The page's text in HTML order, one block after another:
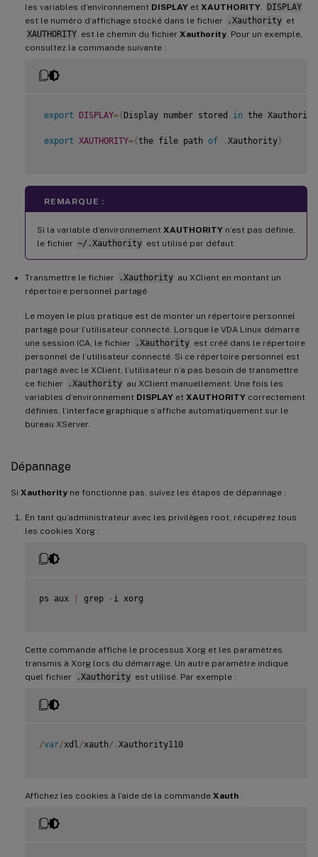
les variables d’environnement DISPLAY et XAUTHORITY
DISPLAY
est le numéro d’affichage stocké dans le fichier
.Xauthority et
XAUTHORITY est le chemin du fichier Xauthority. Pour un exemple,
consultez la commande suivante :
export DISPLAY={Display number stored in the
export XAUTHORITY={the file path of . Xauthority}
REMARQUE :
Si la variable d’environnement XAUTHORITY n’est pas définie,
le fichier ~/.Xauthority est utilisé par défaut.
Transmettre le fichier .Xauthority au XClient en montant un
répertoire personnel partagé
Le moyen le plus pratique est de monter un répertoire personnel
partagé pour l’utilisateur connecté. Lorsque le VDA Linux démarre
une session ICA, le fichier
.Xauthority est créé dans le répertoire
personnel de l’utilisateur connecté. Si ce répertoire personnel est
partagé avec le XClient, l’utilisateur n’a pas besoin de transmettre
ce fichier
.Xauthority au XClient manuellement. Une fois les
variables d’environnement DISPLAY et XAUTHORITY correctement
définies, l’interface graphique s’affiche automatiquement sur le
bureau XServer.
Dépannage
Si Xauthority ne fonctionne pas, suivez les étapes de dépannage :
En tant qu’administrateur avec les privilèges root, récupérez tous
les cookies Xorg :
ps aux grep - i xorg
Cette commande affiche le processus Xorg et les paramètres
transmis à Xorg lors du démarrage. Un autre paramètre indique
quel fichier
.Xauthority est utilisé. Par exemple :
/var/xdl /xauth/ . Xauthority110
Affichez les cookies à l’aide de la commande Xauth :